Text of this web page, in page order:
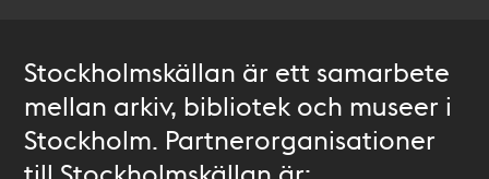
Stockholmskällan är ett samarbete
mellan arkiv, bibliotek och museer i
Stockholm. Partnerorganisationer